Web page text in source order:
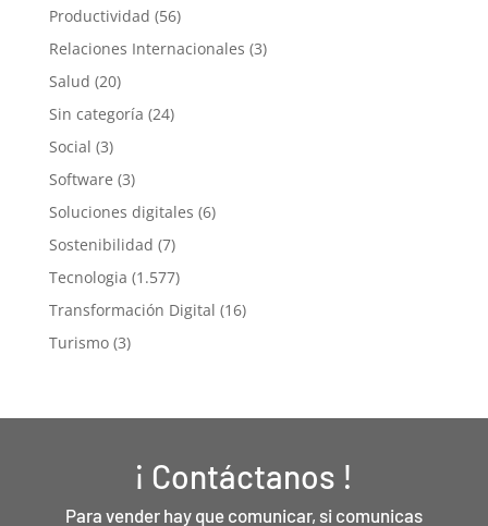
Productividad (56)
Relaciones Internacionales (3)
Salud (20)
Sin categoría (24)
Social (3)
Software (3)
Soluciones digitales (6)
Sostenibilidad (7)
Tecnologia (1.577)
Transformación Digital (16)
Turismo(3)
¡ Contáctanos !
Para vender hay que comunicar, si comunicas